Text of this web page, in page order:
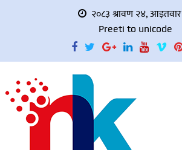
२०८३ श्रावण २४, आइतवार
Preeti to unicode